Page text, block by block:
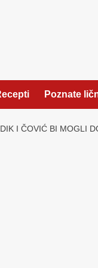
Poznate
I ČOVIĆ BI MOGLI